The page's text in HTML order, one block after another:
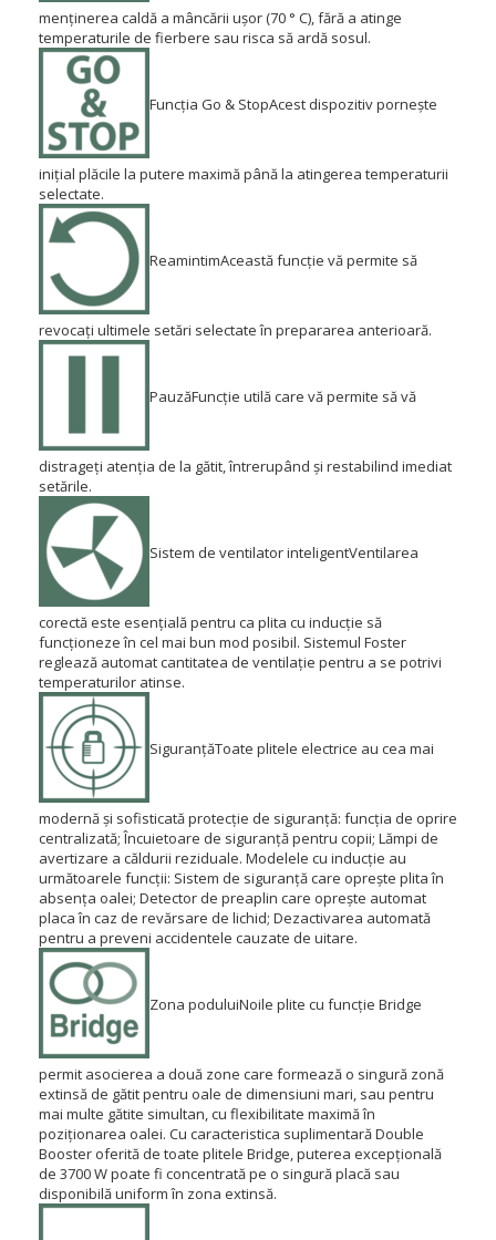
menținerea caldă a mâncării ușor (70 ° C), fără a atinge
temperaturile de fierbere sau risca să ardă sosul.
Funcția Go & StopAcest dispozitiv pornește
inițial plăcile la putere maximă până la atingerea temperaturii
selectate.
ReamintimAceastă funcție vă permite să
revocați ultimele setări selectate în prepararea anterioară.
PauzăFuncție utilă care vă permite să vă
distrageți atenția de la gătit, întrerupând și restabilind imediat
setările.
Sistem de ventilator inteligentVentilarea
corectă este esențială pentru ca plita cu inducție să
funcționeze în cel mai bun mod posibil. Sistemul Foster
reglează automat cantitatea de ventilație pentru a se potrivi
temperaturilor atinse.
SiguranțăToate plitele electrice au cea mai
modernă și sofisticată protecție de siguranță: funcția de oprire
centralizată;Încuietoare de siguranță pentru copii; Lămpi de
avertizare a căldurii reziduale. Modelele cu inducție au
următoarele funcții: Sistem de siguranță care oprește plita în
absența oalei; Detector de preaplin care oprește automat
placa în caz de revărsare de lichid; Dezactivarea automată
pentru a preveni accidentele cauzate de uitare.
Zona poduluiNoile plite cu funcție Bridge
permit asocierea a două zone care formează o singură zonă
extinsă de gătit pentru oale de dimensiuni mari, sau pentru
mai multe gătite simultan, cu flexibilitate maximă în
poziționarea oalei. Cu caracteristica suplimentară Double
Booster oferită de toate plitele Bridge, puterea excepțională
de 3700 W poate fi concentrată pe o singură placă sau
disponibilă uniform în zona extinsă.